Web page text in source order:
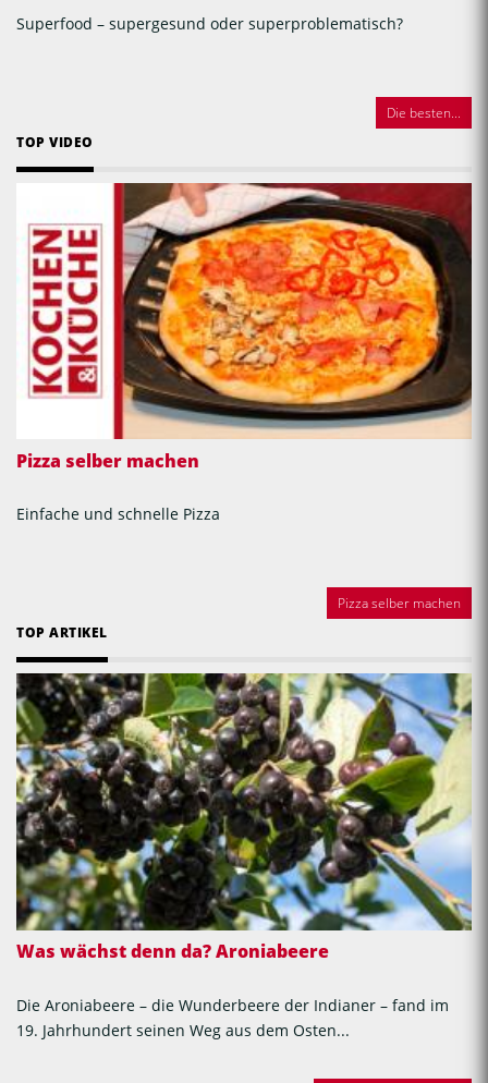
Superfood – supergesund oder superproblematisch?
Die besten...
TOP VIDEO
Pizza selber machen
Einfache und schnelle Pizza
Pizza selber machen
TOP ARTIKEL
Was wächst denn da? Aroniabeere
Die Aroniabeere – die Wunderbeere der Indianer – fand im
19. Jahrhundert seinen Weg aus dem Osten...